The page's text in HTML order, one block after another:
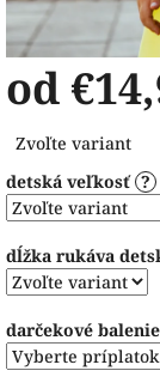
od
cena:
Zvoľte variant
detská veľkosť ?
dĺžka rukáva
darčekové balenie